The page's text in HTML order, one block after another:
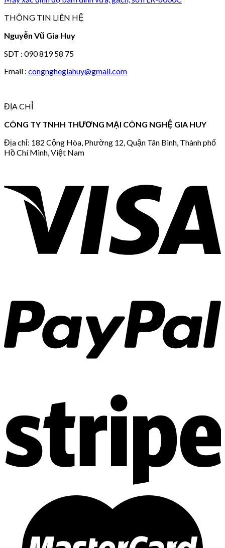
THÔNG TIN LIÊN HỆ
Nguyễn Vũ Gia Huy
SDT : 090 819 58 75
Email : congnghegiahuy@gmail.com
ĐỊA CHỈ
CÔNG TY TNHH THƯƠNG MẠI CÔNG NGHỆ GIA HUY
Địa chỉ: 182 Cộng Hòa, Phường 12, Quận Tân Bình, Thành phố
Hồ Chí Minh, Việt Nam